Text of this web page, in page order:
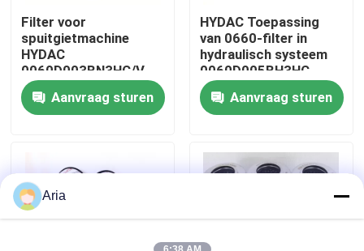
Kwaliteitscontrole
Neem contact met ons op
Vraag een offerte
Pneumatische buisbevestigingen
Filter voor
spuitgietmachine
HYDAC
0060D003BN3HC/V
Aanvraag sturen
HYDAC Toepassing
van 0660-filter in
hydraulisch systeem
0060D005BH3HC
Aanvraag sturen
Aria